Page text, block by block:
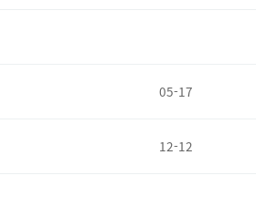
05-17
12-12